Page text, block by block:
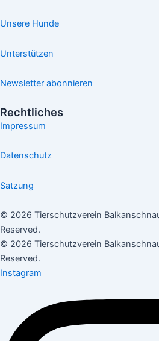
Unsere Hunde
Unterstützen
Newsletter abonnieren
Rechtliches
Impressum
Datenschutz
Satzung
© 2026 Tierschutzverein
Reserved.
© 2026 Tierschutzverein
Reserved.
Instagram